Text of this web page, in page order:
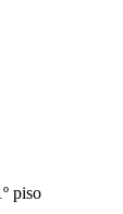
piso